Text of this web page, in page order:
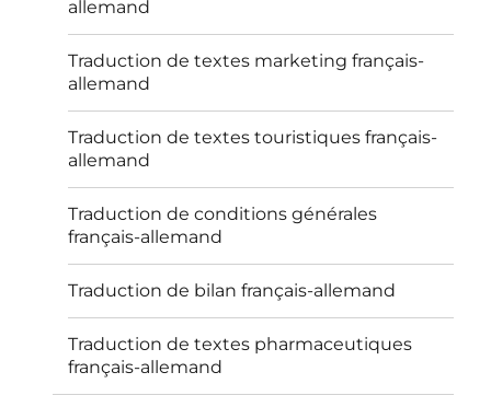
allemand
Traduction de textes marketing français-
allemand
Traduction de textes touristiques français-
allemand
Traduction de conditions générales
français-allemand
Traduction de bilan français-allemand
Traduction de textes pharmaceutiques
français-allemand